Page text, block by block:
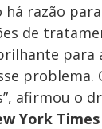
há razão
de
para
problema.
afirmou o
York